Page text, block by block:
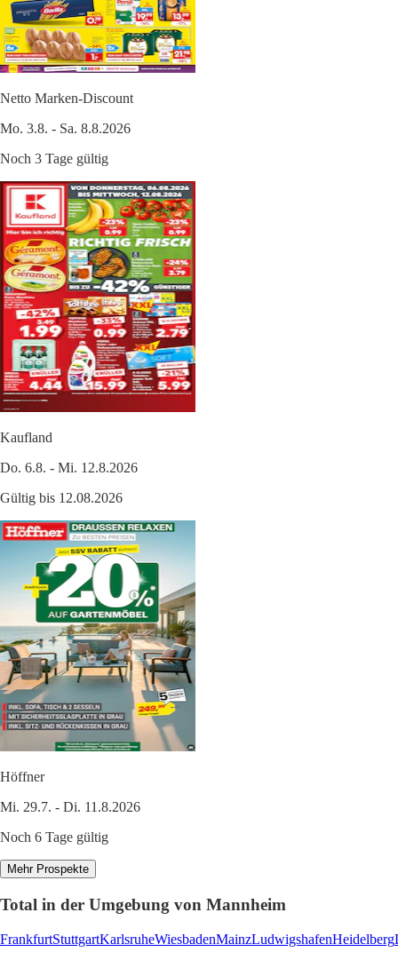
Netto Marken-Discount
Mo. 3.8. - Sa. 8.8.2026
Noch 3 Tage gültig
Kaufland
Do. 6.8. - Mi. 12.8.2026
Gültig bis 12.08.2026
Höffner
Mi. 29.7. - Di. 11.8.2026
Noch 6 Tage gültig
Mehr Prospekte
Total in der Umgebung von Mannheim
FrankfurtStuttgartKarlsruheWiesbadenMainzLudwigshafenHeidelberg